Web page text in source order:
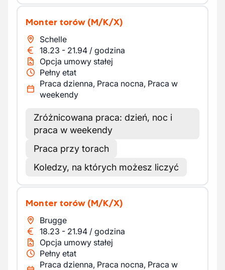
Monter torów (M/K/X)
Schelle
18.23 - 21.94 / godzina
Opcja umowy stałej
Pełny etat
Praca dzienna, Praca nocna, Praca w
weekendy
Zróżnicowana praca: dzień, noc i
praca w weekendy
Praca przy torach
Koledzy, na których możesz liczyć
Monter torów (M/K/X)
Brugge
18.23 - 21.94 / godzina
Opcja umowy stałej
Pełny etat
Praca dzienna, Praca nocna, Praca w